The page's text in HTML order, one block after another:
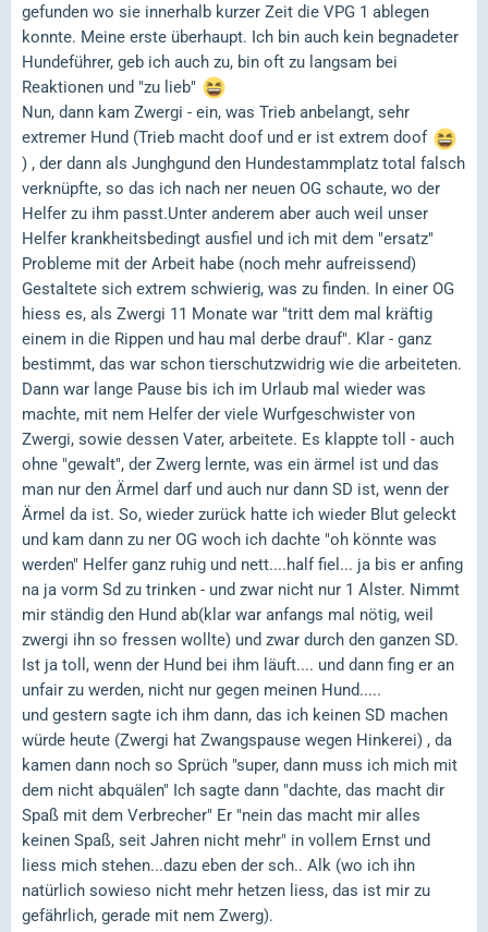
gefunden wo sie innerhalb kurzer Zeit die VPG 1 ablegen
konnte. Meine erste überhaupt. Ich bin auch kein begnadeter
Hundeführer, geb ich auch zu, bin oft zu langsam bei
Reaktionen und "zu lieb"
Nun, dann kam Zwergi - ein, was Trieb anbelangt, sehr
extremer Hund (Trieb macht doof und er ist extrem doof
) , der dann als Junghgund den Hundestammplatz total falsch
verknüpfte, so das ich nach ner neuen OG schaute, wo der
Helfer zu ihm passt.Unter anderem aber auch weil unser
Helfer krankheitsbedingt ausfiel und ich mit dem "ersatz"
Probleme mit der Arbeit habe (noch mehr aufreissend)
Gestaltete sich extrem schwierig, was zu finden. In einer OG
hiess es, als Zwergi 11 Monate war "tritt dem mal kräftig
einem in die Rippen und hau mal derbe drauf". Klar - ganz
bestimmt, das war schon tierschutzwidrig wie die arbeiteten.
Dann war lange Pause bis ich im Urlaub mal wieder was
machte, mit nem Helfer der viele Wurfgeschwister von
Zwergi, sowie dessen Vater, arbeitete. Es klappte toll - auch
ohne "gewalt", der Zwerg lernte, was ein ärmel ist und das
man nur den Ärmel darf und auch nur dann SD ist, wenn der
Ärmel da ist. So, wieder zurück hatte ich wieder Blut geleckt
und kam dann zu ner OG woch ich dachte "oh könnte was
werden" Helfer ganz ruhig und nett....half fiel... ja bis er anfing
na ja vorm Sd zu trinken - und zwar nicht nur 1 Alster. Nimmt
mir ständig den Hund ab(klar war anfangs mal nötig, weil
zwergi ihn so fressen wollte) und zwar durch den ganzen SD.
Ist ja toll, wenn der Hund bei ihm läuft.... und dann fing er an
unfair zu werden, nicht nur gegen meinen Hund.....
und gestern sagte ich ihm dann, das ich keinen SD machen
würde heute (Zwergi hat Zwangspause wegen Hinkerei) , da
kamen dann noch so Sprüch "super, dann muss ich mich mit
dem nicht abquälen" Ich sagte dann "dachte, das macht dir
Spaß mit dem Verbrecher" Er "nein das macht mir alles
keinen Spaß, seit Jahren nicht mehr" in vollem Ernst und
liess mich stehen...dazu eben der sch.. Alk (wo ich ihn
natürlich sowieso nicht mehr hetzen liess, das ist mir zu
gefährlich, gerade mit nem Zwerg).